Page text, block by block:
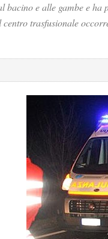
e alle gambe e ha
trasfusionale